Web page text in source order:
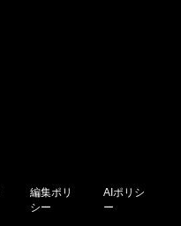
編集ポリ
シー
AIポリシ
ー